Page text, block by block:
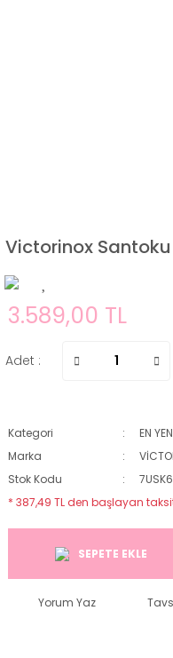
Victorinox Santoku
3.589,00 TL
Adet :
Kategori EN
Marka
Stok Kodu
* 387,49 TL den başlayan
SEPETE EKLE
Yorum Yaz